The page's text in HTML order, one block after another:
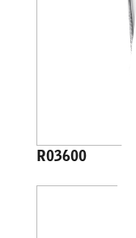
R03600